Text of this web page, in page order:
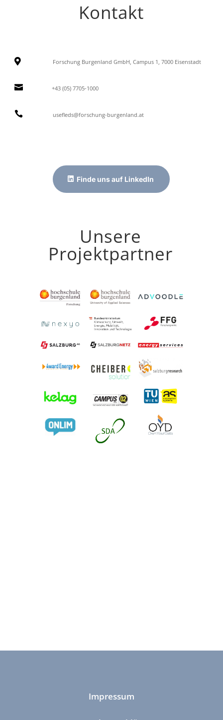
Kontakt



Forschung Burgenland GmbH, Campus 1, 7000 Eisenstadt
+43 (05) 7705-1000
usefleds@forschung-burgenland.at
Finde uns auf LinkedIn
Unsere
Projektpartner
Impressum